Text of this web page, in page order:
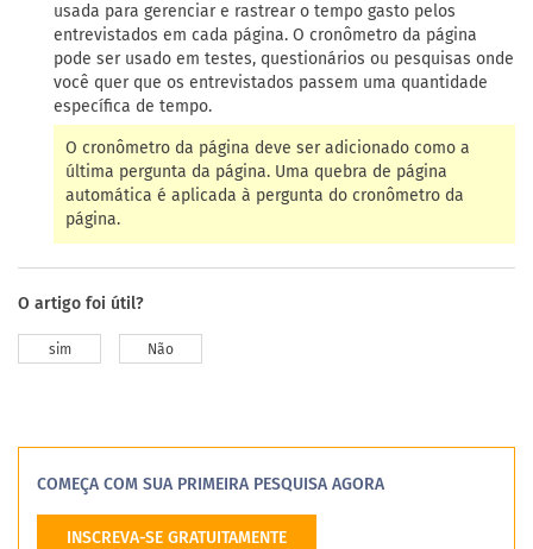
usada para gerenciar e rastrear o tempo gasto pelos
entrevistados em cada página. O cronômetro da página
pode ser usado em testes, questionários ou pesquisas onde
você quer que os entrevistados passem uma quantidade
específica de tempo.
O cronômetro da página deve ser adicionado como a
última pergunta da página. Uma quebra de página
automática é aplicada à pergunta do cronômetro da
página.
O artigo foi útil?
sim Não
COMEÇA COM SUA PRIMEIRA PESQUISA AGORA
INSCREVA-SE GRATUITAMENTE